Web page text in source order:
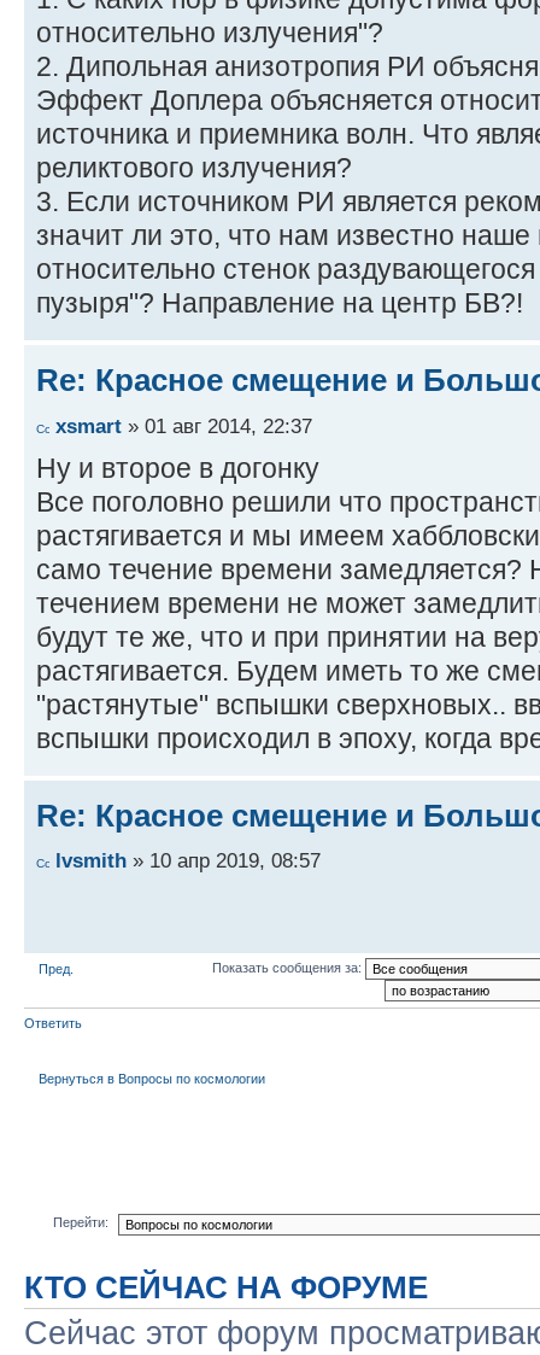
относительно излучения"?
2. Дипольная анизотропия РИ
Эффект Доплера объясняется
источника и приемника волн. Что
реликтового излучения?
3. Если источником РИ является
значит ли это, что нам известно
относительно стенок
пузыря"? Направление на центр БВ?!
Re: Красное смещение и
xsmart » 01 авг 2014, 22:37
Ну и второе в догонку
Все поголовно решили что
растягивается и мы имеем
само течение времени замедляется?
течением времени не может
будут те же, что и при принятии на
растягивается. Будем иметь то же
"растянутые" вспышки сверхновых..
вспышки происходил в эпоху, когда
Re: Красное смещение и
lvsmith » 10 апр 2019, 08:57
Пред. Показать сообщения за:
Ответить
Вернуться в Вопросы по космологии
Перейти:
КТО СЕЙЧАС НА ФОРУМЕ
Сейчас этот форум